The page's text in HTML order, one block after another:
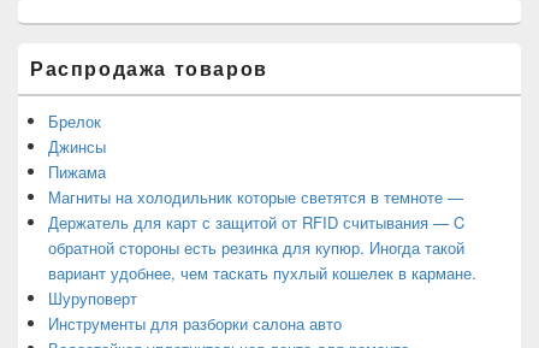
Распродажа товаров
Брелок
Джинсы
Пижама
Магниты на холодильник которые светятся в темноте —
Держатель для карт с защитой от RFID считывания — C
обратной стороны есть резинка для купюр. Иногда такой
вариант удобнее, чем таскать пухлый кошелек в кармане.
Шуруповерт
Инструменты для разборки салона авто